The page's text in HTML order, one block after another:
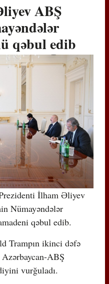
ABŞ
qəbul edib
İlham Əliyev
Nümayəndələr
qəbul edib.
Trampın ikinci dəfə
ABŞ
vurğuladı.